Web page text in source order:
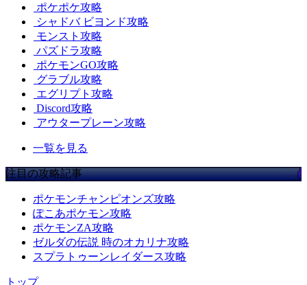
ポケポケ攻略
シャドバ ビヨンド攻略
モンスト攻略
パズドラ攻略
ポケモンGO攻略
グラブル攻略
エグリプト攻略
Discord攻略
アウタープレーン攻略
一覧を見る
注目の攻略記事
ポケモンチャンピオンズ攻略
ぽこあポケモン攻略
ポケモンZA攻略
ゼルダの伝説 時のオカリナ攻略
スプラトゥーンレイダース攻略
トップ